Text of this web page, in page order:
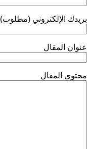
بريدك الإلكتروني (مطلوب)
عنوان المقال
محتوى المقال